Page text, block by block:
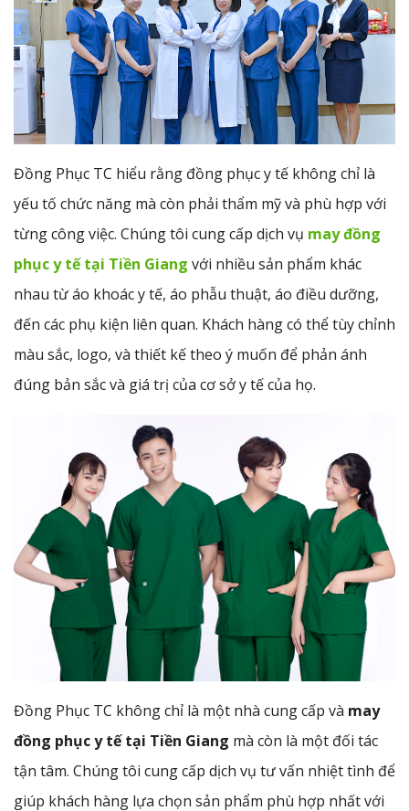
Đồng Phục TC hiểu rằng đồng phục y tế không chỉ là
yếu tố chức năng mà còn phải thẩm mỹ và phù hợp với
từng công việc. Chúng tôi cung cấp dịch vụ may đồng
phục y tế tại Tiền Giang với nhiều sản phẩm khác
nhau từ áo khoác y tế, áo phẫu thuật, áo điều dưỡng,
đến các phụ kiện liên quan. Khách hàng có thể tùy chỉnh
màu sắc, logo, và thiết kế theo ý muốn để phản ánh
đúng bản sắc và giá trị của cơ sở y tế của họ.
Đồng Phục TC không chỉ là một nhà cung cấp và may
đồng phục y tế tại Tiền Giang mà còn là một đối tác
tận tâm. Chúng tôi cung cấp dịch vụ tư vấn nhiệt tình để
giúp khách hàng lựa chọn sản phẩm phù hợp nhất với